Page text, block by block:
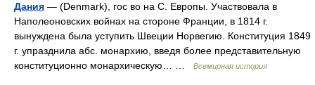
Дания — (Denmark), гос во на С. Европы. Участвовала в
Наполеоновских войнах на стороне Франции, в 1814 г.
вынуждена была уступить Швеции Норвегию. Конституция 1849
г. упразднила абс. монархию, введя более представительную
конституционно монархическую… …
Всемирная история